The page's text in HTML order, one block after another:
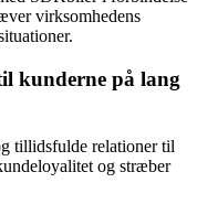
virksomhedens
kunderne på lang
tillidsfulde relationer til
og stræber